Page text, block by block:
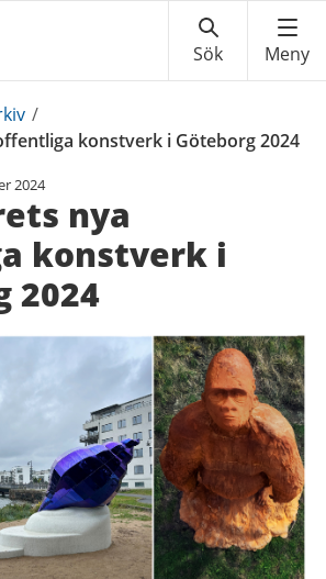
/
konstverk i Göteborg 2024
2024
nya
konstverk i
2024